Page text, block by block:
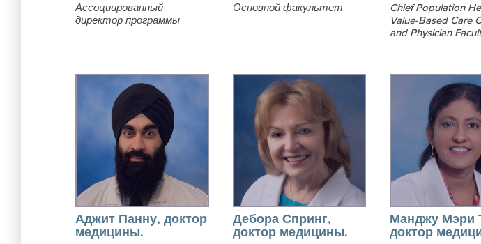
Ассоциированный
директор программы
Основной факультет
Chief Population
Value-Based Care
and Physician
Аджит Панну, доктор
медицины.
Дебора Спринг,
доктор медицины.
Манджу Мэри
доктор